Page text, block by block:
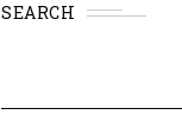
SEARCH